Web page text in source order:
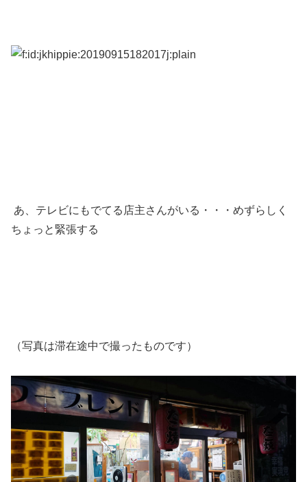
あ、テレビにもでてる店主さんがいる・・・めずらしく
ちょっと緊張する
（写真は滞在途中で撮ったものです）